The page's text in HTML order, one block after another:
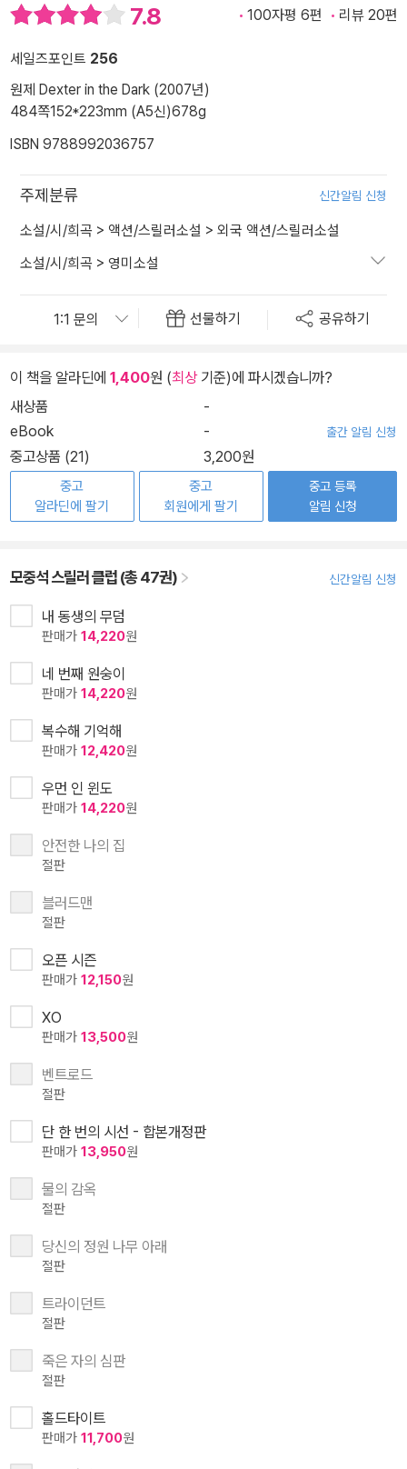
7.8 100자평 6편 리뷰 20편
세일즈포인트 256
원제 Dexter in the Dark (2007년)
484쪽152*223mm (A5신)678g
ISBN 9788992036757
주제분류 신간알림 신청
소설/시/희곡 > 액션/스릴러소설 > 외국 액션/스릴러소설
소설/시/희곡 > 영미소설
선물하기 공유하기
이 책을 알라딘에 1,400원 (최상기준)에 파시겠습니까?
새상품
-
eBook
- 출간 알림 신청
중고상품 (21) 3,200원
중고
알라딘에 팔기
중고
회원에게 팔기
중고 등록
알림 신청
모중석 스릴러 클럽 (총 47권) 신간알림 신청
내 동생의 무덤
판매가 14,220원
네 번째 원숭이
판매가 14,220원
복수해 기억해
판매가 12,420원
우먼 인 윈도
판매가 14,220원
안전한 나의 집
절판
블러드맨
절판
오픈 시즌
판매가 12,150원
XO
판매가 13,500원
벤트로드
절판
단 한 번의 시선 - 합본개정판
판매가 13,950원
물의 감옥
절판
당신의 정원 나무 아래
절판
트라이던트
절판
죽은 자의 심판
절판
홀드타이트
판매가 11,700원